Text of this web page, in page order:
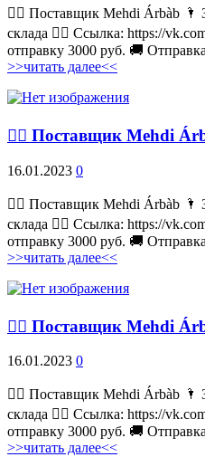
💁‍♂ Поставщик Mehdi Árbàb
склада 👉🏻 Ссылка: https://
отправку 3000 руб. 🚚
>>читать далее<<
💁‍♂ Поставщик Mehdi
16.01.2023 0
💁‍♂ Поставщик Mehdi Árbàb
склада 👉🏻 Ссылка: https://
отправку 3000 руб. 🚚
>>читать далее<<
💁‍♂ Поставщик Mehdi
16.01.2023 0
💁‍♂ Поставщик Mehdi Árbàb
склада 👉🏻 Ссылка: https://
отправку 3000 руб. 🚚
>>читать далее<<